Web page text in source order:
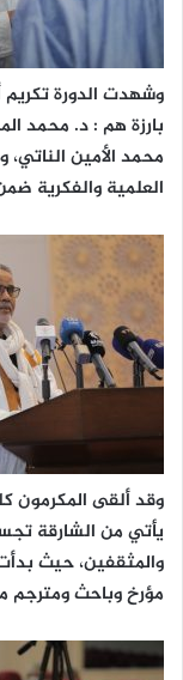
وشهدت الدورة تكريم
بارزة هم : د. محمد
محمد الأمين الناتي،
العلمية والفكرية
وقد ألقى المكرمون
يأتي من الشارقة
والمثقفين، حيث
مؤرخ وباحث ومترجم